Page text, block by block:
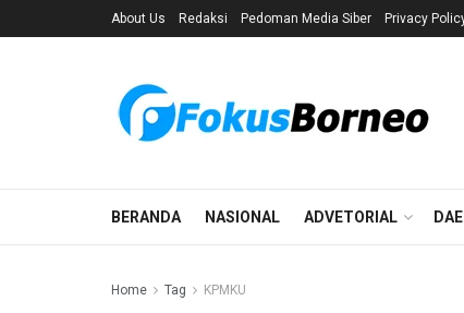
About Us Redaksi Pedoman Media Siber Privacy
BERANDA NASIONAL ADVETORIAL
Home Tag KPMKU